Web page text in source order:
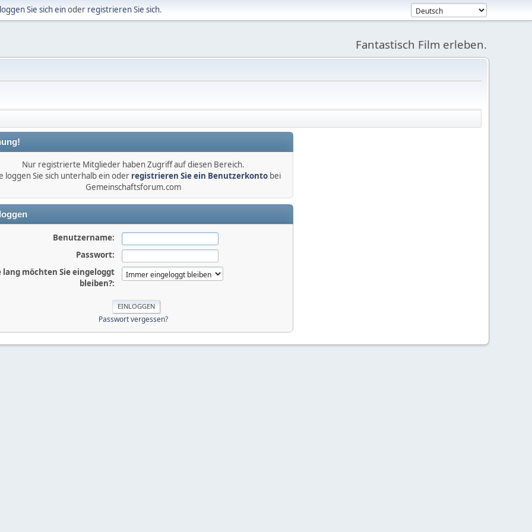
loggen Sie sich einoder registrieren Sie sich.
Fantastisch Film erleben.
Nur registrierte Mitglieder haben Zugriff auf diesen Bereich.
loggen Sie sich unterhalb ein oder registrieren Sie ein Benutzerkontobei
Gemeinschaftsforum.com
Benutzername:
Passwort:
lang möchten Sie eingeloggt
bleiben?:
Passwort vergessen?